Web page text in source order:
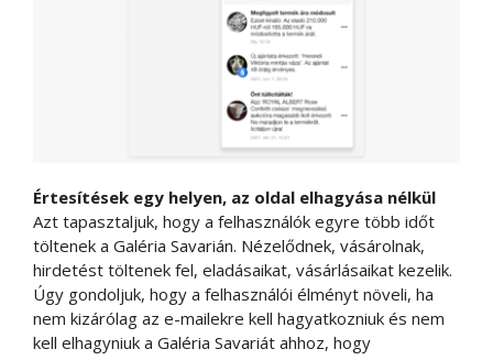
Értesítések egy helyen, az oldal elhagyása nélkül
Azt tapasztaljuk, hogy a felhasználók egyre több időt
töltenek a Galéria Savarián. Nézelődnek, vásárolnak,
hirdetést töltenek fel, eladásaikat, vásárlásaikat kezelik.
Úgy gondoljuk, hogy a felhasználói élményt növeli, ha
nem kizárólag az e-mailekre kell hagyatkozniuk és nem
kell elhagyniuk a Galéria Savariát ahhoz, hogy